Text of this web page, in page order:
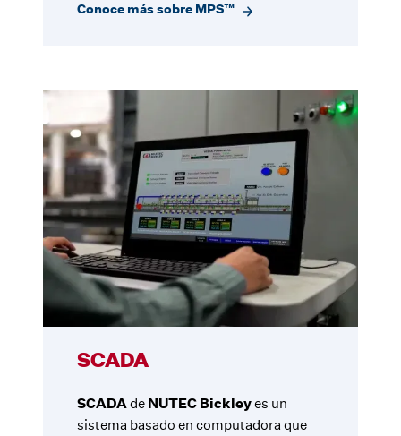
Conoce más sobre MPS™
SCADA
SCADAde NUTEC Bickleyes un
sistema basado en computadora que